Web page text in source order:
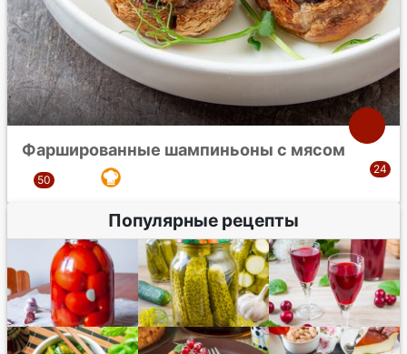
Фаршированные шампиньоны с мясом
Популярные рецепты